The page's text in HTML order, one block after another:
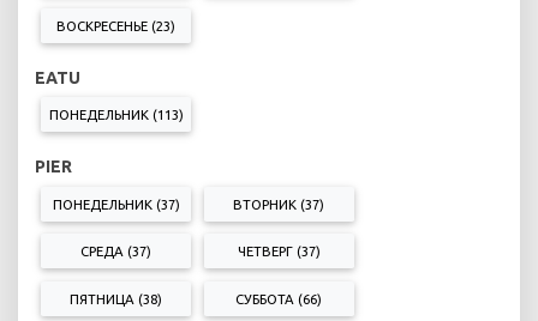
ВОСКРЕСЕНЬЕ (23)
EATU
ПОНЕДЕЛЬНИК (113)
PIER
ПОНЕДЕЛЬНИК (37) ВТОРНИК (37)
СРЕДА (37) ЧЕТВЕРГ (37)
ПЯТНИЦА (38) СУББОТА (66)